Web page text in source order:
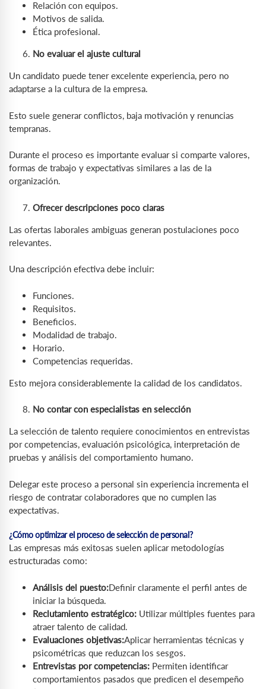
Relación con equipos.
Motivos de salida.
Ética profesional.
No evaluar el ajuste cultural
Un candidato puede tener excelente experiencia, pero no
adaptarse a la cultura de la empresa.
Esto suele generar conflictos, baja motivación y renuncias
tempranas.
Durante el proceso es importante evaluar si comparte valores,
formas de trabajo y expectativas similares a las de la
organización.
Ofrecer descripciones poco claras
Las ofertas laborales ambiguas generan postulaciones poco
relevantes.
Una descripción efectiva debe incluir:
Funciones.
Requisitos.
Beneficios.
Modalidad de trabajo.
Horario.
Competencias requeridas.
Esto mejora considerablemente la calidad de los candidatos.
No contar con especialistas en selección
La selección de talento requiere conocimientos en entrevistas
por competencias, evaluación psicológica, interpretación de
pruebas y análisis del comportamiento humano.
Delegar este proceso a personal sin experiencia incrementa el
riesgo de contratar colaboradores que no cumplen las
expectativas.
¿Cómo optimizar el proceso de selección de personal?
Las empresas más exitosas suelen aplicar metodologías
estructuradas como:
Análisis del puesto:Definir claramente el perfil antes de
iniciar la búsqueda.
Reclutamiento estratégico: Utilizar múltiples fuentes para
atraer talento de calidad.
Evaluaciones objetivas:Aplicar herramientas técnicas y
psicométricas que reduzcan los sesgos.
Entrevistas por competencias: Permiten identificar
comportamientos pasados que predicen el desempeño